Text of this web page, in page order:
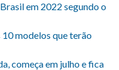
em 2022 segundo o
modelos que terão
começa em julho e fica